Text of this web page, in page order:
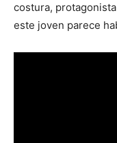
costura,
este joven parece